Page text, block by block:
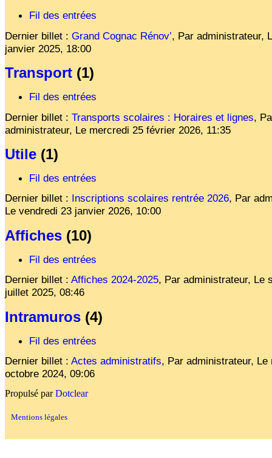
Fil des entrées
Dernier billet : Grand Cognac Rénov’, Par administrateur,
janvier 2025, 18:00
Transport (1)
Fil des entrées
Dernier billet : Transports scolaires : Horaires et lignes,
administrateur, Le mercredi 25 février 2026, 11:35
Utile (1)
Fil des entrées
Dernier billet : Inscriptions scolaires rentrée 2026, Par
Le vendredi 23 janvier 2026, 10:00
Affiches (10)
Fil des entrées
Dernier billet : Affiches 2024-2025, Par administrateur, Le
juillet 2025, 08:46
Intramuros (4)
Fil des entrées
Dernier billet : Actes administratifs, Par administrateur, Le
octobre 2024, 09:06
Propulsé parDotclear
Mentions légales